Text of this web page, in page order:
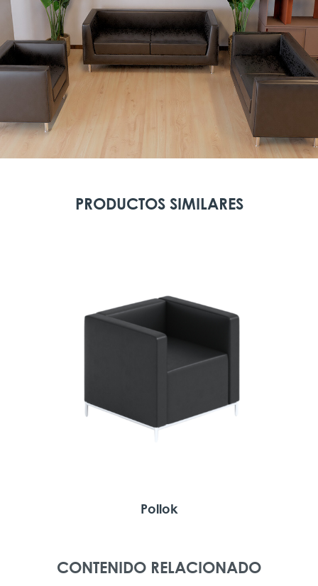
PRODUCTOS SIMILARES
Pollok
CONTENIDO RELACIONADO